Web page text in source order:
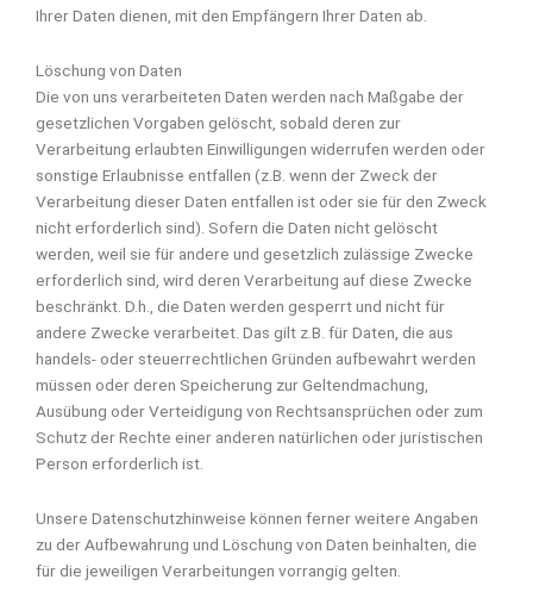
Ihrer Daten dienen, mit den Empfängern Ihrer Daten ab.
Löschung von Daten
Die von uns verarbeiteten Daten werden nach Maßgabe der
gesetzlichen Vorgaben gelöscht, sobald deren zur
Verarbeitung erlaubten Einwilligungen widerrufen werden oder
sonstige Erlaubnisse entfallen (z.B. wenn der Zweck der
Verarbeitung dieser Daten entfallen ist oder sie für den Zweck
nicht erforderlich sind). Sofern die Daten nicht gelöscht
werden, weil sie für andere und gesetzlich zulässige Zwecke
erforderlich sind, wird deren Verarbeitung auf diese Zwecke
beschränkt. D.h., die Daten werden gesperrt und nicht für
andere Zwecke verarbeitet. Das gilt z.B. für Daten, die aus
handels- oder steuerrechtlichen Gründen aufbewahrt werden
müssen oder deren Speicherung zur Geltendmachung,
Ausübung oder Verteidigung von Rechtsansprüchen oder zum
Schutz der Rechte einer anderen natürlichen oder juristischen
Person erforderlich ist.
Unsere Datenschutzhinweise können ferner weitere Angaben
zu der Aufbewahrung und Löschung von Daten beinhalten, die
für die jeweiligen Verarbeitungen vorrangig gelten.